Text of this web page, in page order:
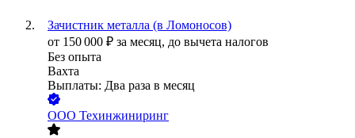
Зачистник металла (в Ломоносов)
от 150 000 ₽ за месяц, до вычета налогов
Без опыта
Вахта
Выплаты: Два раза в месяц
ООО Техинжиниринг